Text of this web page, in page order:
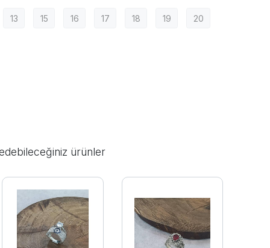
13 15 16 17 18 19 20
ürünler